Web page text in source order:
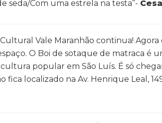
seda/Com uma estrela na testa”-
Vale Maranhão continua!
O Boi de sotaque de matraca é
popular em São Luís. É só
fica localizado na Av. Henrique Leal,